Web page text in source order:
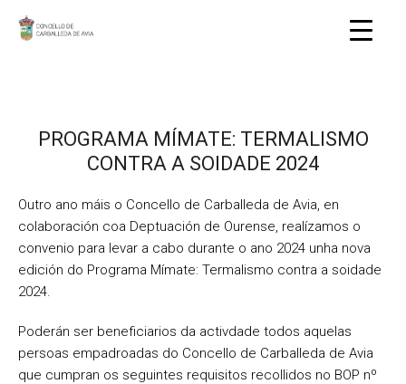
PROGRAMA MÍMATE: TERMALISMO
CONTRA A SOIDADE 2024
Outro ano máis o Concello de Carballeda de Avia, en
colaboración coa Deptuación de Ourense, realízamos o
convenio para levar a cabo durante o ano 2024 unha nova
edición do Programa Mímate: Termalismo contra a soidade
2024.
Poderán ser beneficiarios da activdade todos aquelas
persoas empadroadas do Concello de Carballeda de Avia
que cumpran os seguintes requisitos recollidos no BOP nº